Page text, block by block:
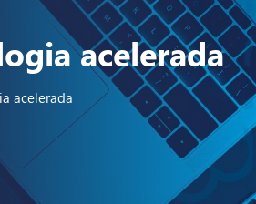
acelerada
acelerada